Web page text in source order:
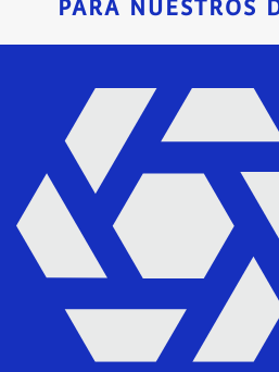
PARA NUESTROS